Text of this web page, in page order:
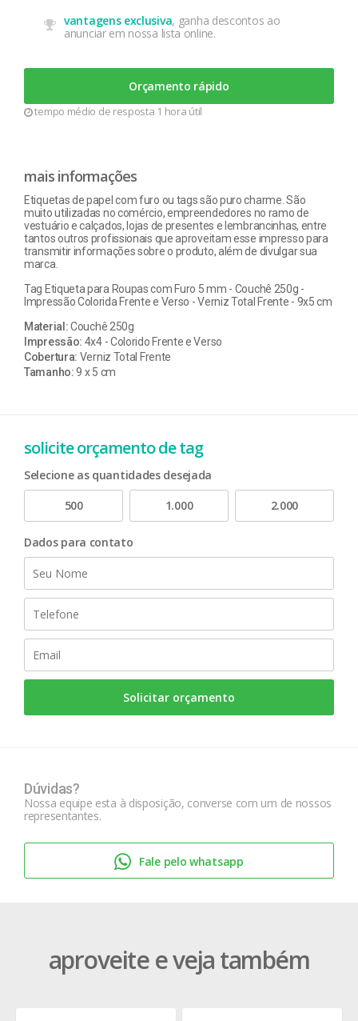
vantagens exclusiva, ganha descontos ao
anunciar em nossa lista online.
Orçamento rápido
tempo médio de resposta 1 hora útil
mais informações
Etiquetas de papel com furo ou tags são puro charme. São
muito utilizadas no comércio, empreendedores no ramo de
vestuário e calçados, lojas de presentes e lembrancinhas, entre
tantos outros profissionais que aproveitam esse impresso para
transmitir informações sobre o produto, além de divulgar sua
marca.
Tag Etiqueta para Roupas com Furo 5 mm - Couchê 250g -
Impressão Colorida Frente e Verso - Verniz Total Frente - 9x5 cm
Material:Couchê 250g
Impressão: 4x4 - Colorido Frente e Verso
Cobertura: Verniz Total Frente
Tamanho:9 x 5 cm
solicite orçamento de tag
Selecione as quantidades desejada
500
1.000 2.000
Dados para contato
Solicitar orçamento
Dúvidas?
Nossa equipe esta à disposição, converse com um de nossos
representantes.
Fale pelo whatsapp
aproveite e veja também